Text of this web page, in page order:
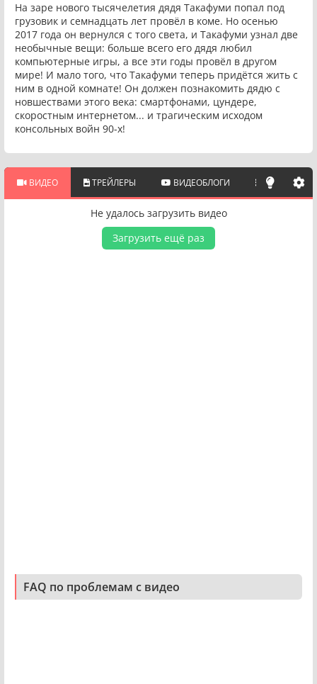
На заре нового тысячелетия дядя Такафуми попал под
грузовик и семнадцать лет провёл в коме. Но осенью
2017 года он вернулся с того света, и Такафуми узнал две
необычные вещи: больше всего его дядя любил
компьютерные игры, а все эти годы провёл в другом
мире! И мало того, что Такафуми теперь придётся жить с
ним в одной комнате! Он должен познакомить дядю с
новшествами этого века: смартфонами, цундере,
скоростным интернетом... и трагическим исходом
консольных войн 90-х!
ВИДЕО ТРЕЙЛЕРЫ ВИДЕОБЛОГИ ПОХОЖИЕ
Не удалось загрузить видео
Загрузить ещё раз
FAQ по проблемам с видео